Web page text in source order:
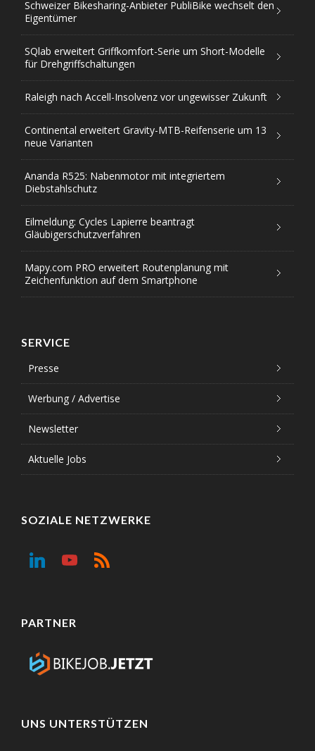
Schweizer Bikesharing-Anbieter PubliBike wechselt den
Eigentümer
SQlab erweitert Griffkomfort-Serie um Short-Modelle
für Drehgriffschaltungen
Raleigh nach Accell-Insolvenz vor ungewisser Zukunft
Continental erweitert Gravity-MTB-Reifenserie um 13
neue Varianten
Ananda R525: Nabenmotor mit integriertem
Diebstahlschutz
Eilmeldung: Cycles Lapierre beantragt
Gläubigerschutzverfahren
Mapy.com PRO erweitert Routenplanung mit
Zeichenfunktion auf dem Smartphone
SERVICE
Presse
Werbung / Advertise
Newsletter
Aktuelle Jobs
SOZIALE NETZWERKE
PARTNER
UNS UNTERSTÜTZEN